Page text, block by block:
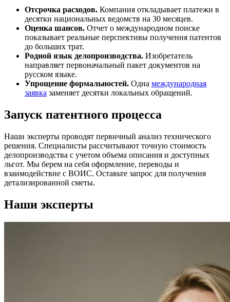
Отсрочка расходов. Компания откладывает платежи в
десятки национальных ведомств на 30 месяцев.
Оценка шансов. Отчет о международном поиске
показывает реальные перспективы получения патентов
до больших трат.
Родной язык делопроизводства. Изобретатель
направляет первоначальный пакет документов на
русском языке.
Упрощение формальностей. Одна международная
заявка заменяет десятки локальных обращений.
Запуск патентного процесса
Наши эксперты проводят первичный анализ технического
решения. Специалисты рассчитывают точную стоимость
делопроизводства с учетом объема описания и доступных
льгот. Мы берем на себя оформление, переводы и
взаимодействие с ВОИС. Оставьте запрос для получения
детализированной сметы.
Наши эксперты